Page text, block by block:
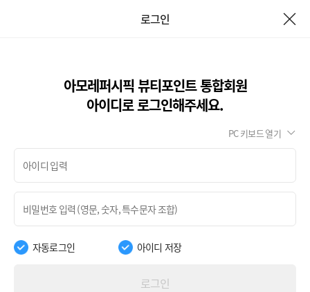
로그인
아모레퍼시픽 뷰티포인트 통합회원
아이디로 로그인해주세요.
PC 키보드 열기
자동로그인 아이디 저장
로그인